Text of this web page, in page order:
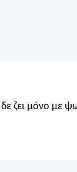
ζει μόνο με